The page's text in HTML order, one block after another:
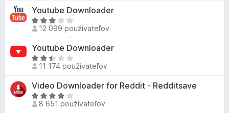
6
z
5
3
7
z
5
e
n
i
4
6
z
5
d
n
o
e
n
i
4
Youtube Downloader
H
o
d
n
o
e
n
i
12 099 používateľov
Youtube Downloader
H
o
d
n
o
11 174 používateľov
Video Downloader for Reddit - Redditsave
H
o 8 651 používateľov